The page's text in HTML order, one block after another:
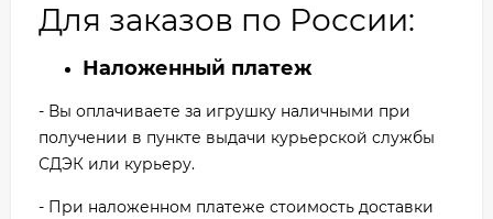
Для заказов по России:
Наложенный платеж
- Вы оплачиваете за игрушку наличными при
получении в пункте выдачи курьерской службы
СДЭК или курьеру.
- При наложенном платеже стоимость доставки